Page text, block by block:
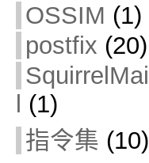
OSSIM (1)
postfix (20)
SquirrelMai
(1)
指令集 (10)